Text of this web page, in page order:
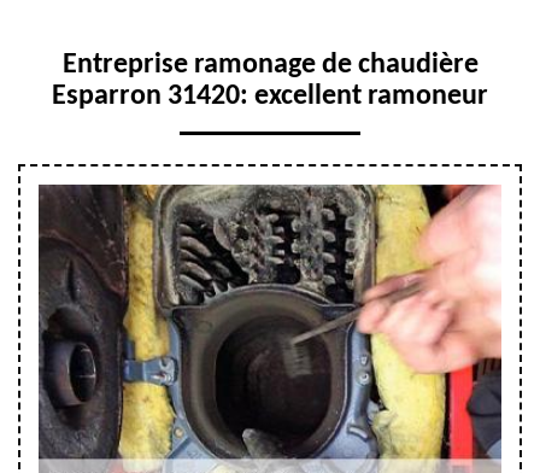
Entreprise ramonage de chaudière
Esparron 31420: excellent ramoneur